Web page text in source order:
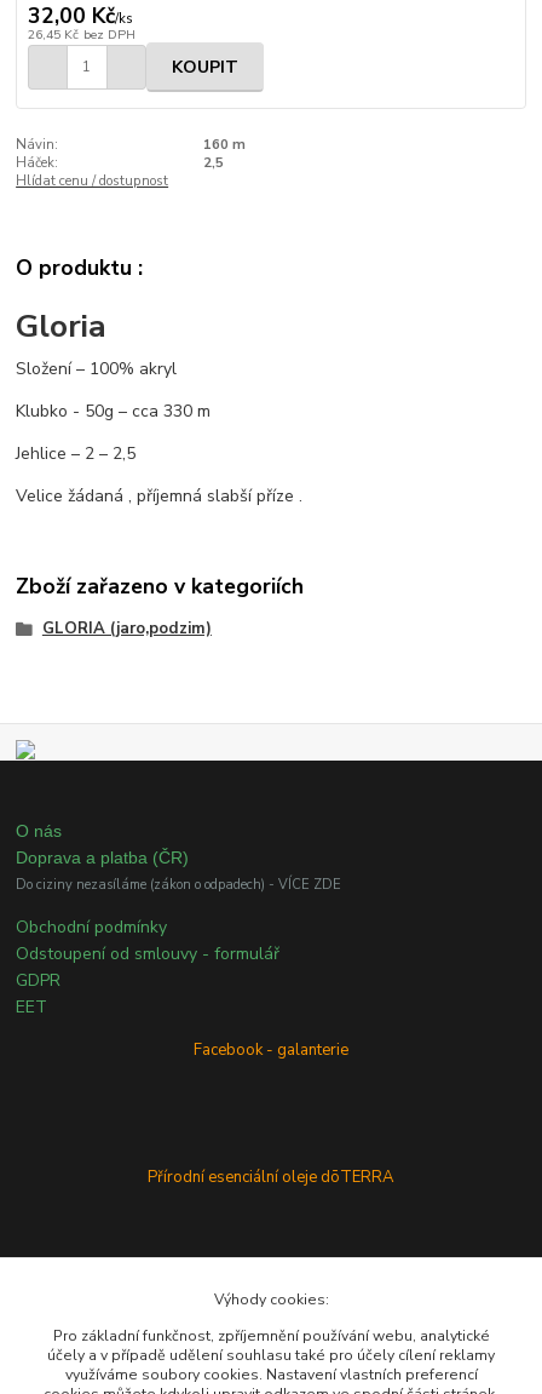
32,00 Kč/ks
26,45 Kč bez DPH
KOUPIT
Návin:
160 m
Háček:
2,5
Hlídat cenu / dostupnost
O produktu :
Gloria
Složení – 100% akryl
Klubko - 50g – cca 330 m
Jehlice – 2 – 2,5
Velice žádaná , příjemná slabší příze .
Zboží zařazeno v kategoriích
GLORIA (jaro,podzim)
O nás
Doprava a platba (ČR)
Do ciziny nezasíláme (zákon o odpadech) - VÍCE ZDE
Obchodní podmínky
Odstoupení od smlouvy - formulář
GDPR
EET
Facebook - galanterie
Přírodní esenciální oleje dōTERRA
Výhody cookies:
Pro základní funkčnost, zpříjemnění používání webu, analytické
účely a v případě udělení souhlasu také pro účely cílení reklamy
využíváme soubory cookies. Nastavení vlastních preferencí